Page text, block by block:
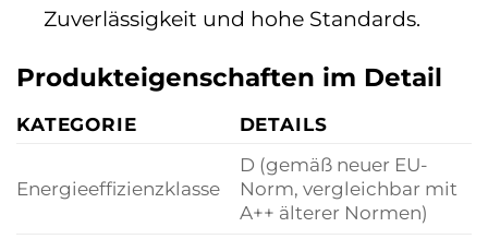
Zuverlässigkeit und hohe Standards.
Produkteigenschaften im Detail
KATEGORIE DETAILS
Energieeffizienzklasse
D (gemäß neuer EU-
Norm, vergleichbar mit
A++ älterer Normen)